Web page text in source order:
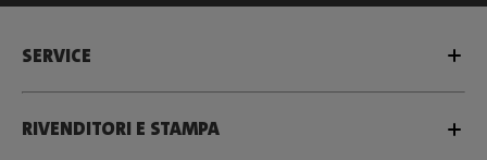
SERVICE
RIVENDITORI E STAMPA